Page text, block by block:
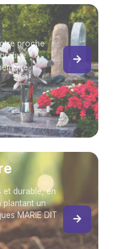
proche
et durable, en
plantant un
MARIE DIT